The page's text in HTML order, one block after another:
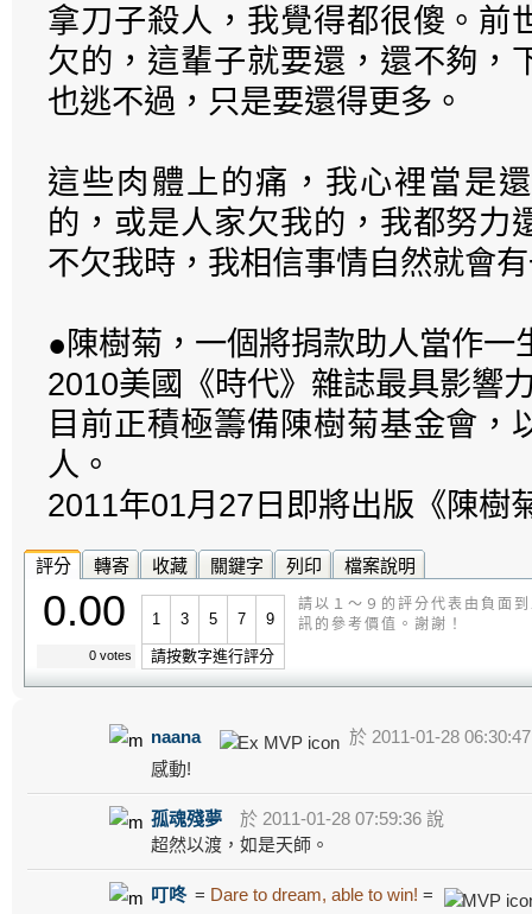
拿刀子殺人，我覺得都很傻。前
欠的，這輩子就要還，還不夠，
也逃不過，只是要還得更多。
這些肉體上的痛，我心裡當是
的，或是人家欠我的，我都努力
不欠我時，我相信事情自然就會
●陳樹菊，一個將捐款助人當作一
2010美國《時代》雜誌最具影響
目前正積極籌備陳樹菊基金會，
人。
2011年01月27日即將出版《陳
評分 轉寄 收藏 關鍵字 列印 檔案說明
0.00
0 votes
1 3 5 7 9
請按數字進行評分
請以１～９的評分代表由負面
訊的參考價值。謝謝！
naana
於 2011-01-28
感動!
孤魂殘夢
於 2011-01-28 07:59:36 說
超然以渡，如是天師。
叮咚 = Dare to dream, able to win! =